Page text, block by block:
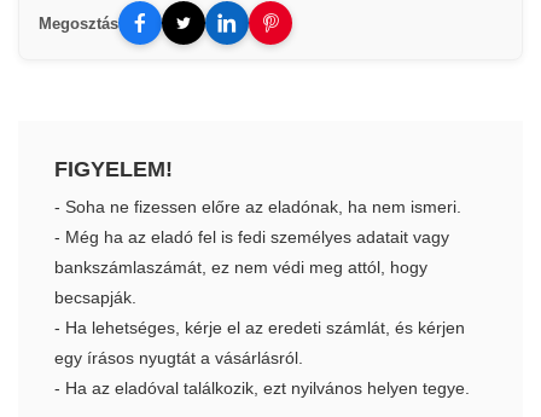
Megosztás
FIGYELEM!
- Soha ne fizessen előre az eladónak, ha nem ismeri.
- Még ha az eladó fel is fedi személyes adatait vagy
bankszámlaszámát, ez nem védi meg attól, hogy
becsapják.
- Ha lehetséges, kérje el az eredeti számlát, és kérjen
egy írásos nyugtát a vásárlásról.
- Ha az eladóval találkozik, ezt nyilvános helyen tegye.